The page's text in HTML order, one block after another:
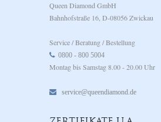
Queen Diamond GmbH
Bahnhofstraße 16, D-08056 Zwickau
Service / Beratung / Bestellung
0800 - 800 5004
Montag bis Samstag 8.00 - 20.00 Uhr
service@queendiamond.de